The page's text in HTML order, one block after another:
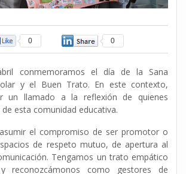
0 0
conmemoramos el día de la Sana
y el Buen Trato. En este contexto,
un llamado a la reflexión de quienes
esta comunidad educativa.
el compromiso de ser promotor o
de respeto mutuo, de apertura al
Tengamos un trato empático
reconozcámonos como gestores de